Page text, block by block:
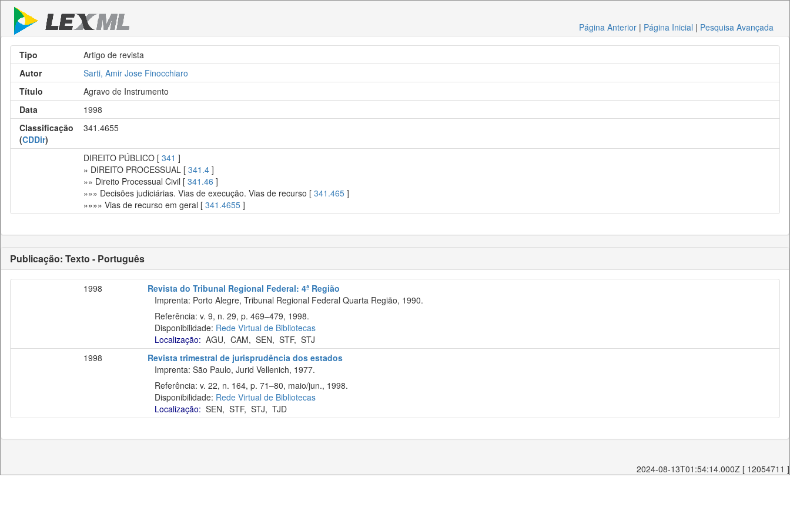
Página Anterior | Página Inicial | Pesquisa Avançada
Tipo
Artigo de revista
Autor
Sarti, Amir Jose Finocchiaro
Título
Agravo de Instrumento
Data
1998
Classificação
(CDDir)
341.4655
DIREITO PÚBLICO [ 341 ]
» DIREITO PROCESSUAL [ 341.4 ]
»» Direito Processual Civil [ 341.46 ]
»»» Decisões judiciárias. Vias de execução. Vias de recurso [ 341.465 ]
»»»» Vias de recurso em geral [ 341.4655 ]
Publicação: Texto - Português
1998
Revista do Tribunal Regional Federal: 4ª Região
Imprenta: Porto Alegre, Tribunal Regional Federal Quarta Região, 1990.
Referência: v. 9, n. 29, p. 469–479, 1998.
Disponibilidade: Rede Virtual de Bibliotecas
Localização: AGU, CAM, SEN, STF, STJ
1998
Revista trimestral de jurisprudência dos estados
Imprenta: São Paulo, Jurid Vellenich, 1977.
Referência: v. 22, n. 164, p. 71–80, maio/jun., 1998.
Disponibilidade: Rede Virtual de Bibliotecas
Localização: SEN, STF, STJ, TJD
2024-08-13T01:54:14.000Z [ 12054711 ]